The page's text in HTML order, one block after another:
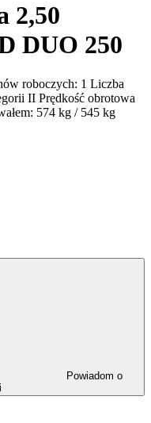
2,50
DUO 250
roboczych: 1 Liczba
II Prędkość obrotowa
574 kg / 545 kg